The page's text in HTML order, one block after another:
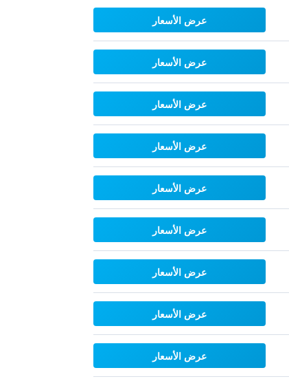
عرض الأسعار
عرض الأسعار
عرض الأسعار
عرض الأسعار
عرض الأسعار
عرض الأسعار
عرض الأسعار
عرض الأسعار
عرض الأسعار